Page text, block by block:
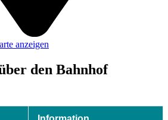
anzeigen
den Bahnhof